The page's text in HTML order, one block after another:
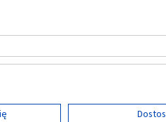
czym polega? Objawy